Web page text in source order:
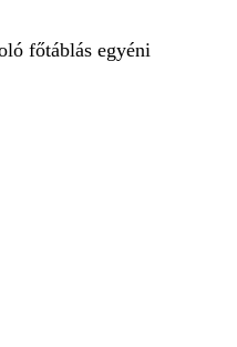
főtáblás egyéni